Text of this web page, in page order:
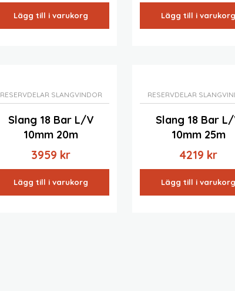
Lägg till i varukorg Lägg till i varukorg
RESERVDELAR SLANGVINDOR
Slang 18 Bar L/v
10mm 20m
3959 kr
Lägg till i varukorg
RESERVDELAR
Slang 18 Bar
10mm 25m
4219 kr
Lägg till i varukorg